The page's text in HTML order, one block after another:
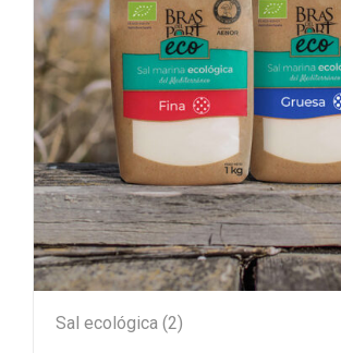
Sal ecológica (2)